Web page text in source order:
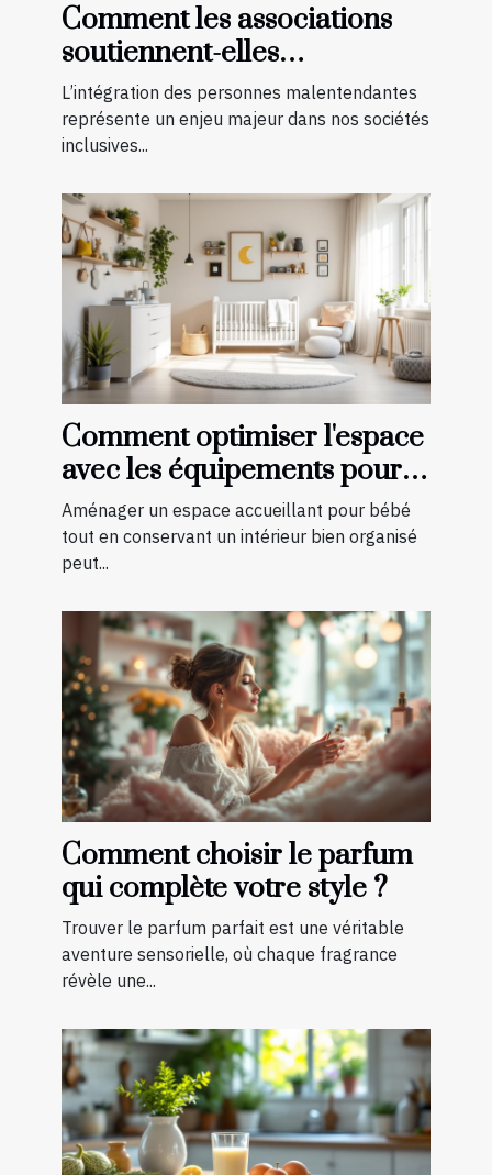
Comment les associations
soutiennent-elles
l'intégration des
malentendants ?
L’intégration des personnes malentendantes
représente un enjeu majeur dans nos sociétés
inclusives...
Comment optimiser l'espace
avec les équipements pour
bébé?
Aménager un espace accueillant pour bébé
tout en conservant un intérieur bien organisé
peut...
Comment choisir le parfum
qui complète votre style ?
Trouver le parfum parfait est une véritable
aventure sensorielle, où chaque fragrance
révèle une...